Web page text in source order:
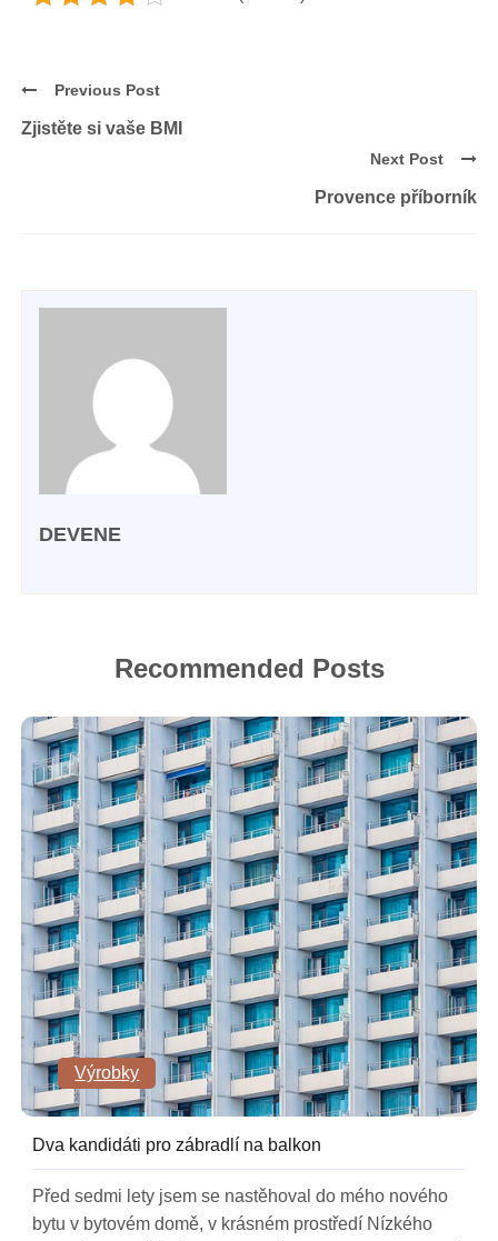
Previous Post
Zjistěte si vaše BMI
Next Post
Provence příborník
DEVENE
Recommended Posts
Výrobky
Dva kandidáti pro zábradlí na balkon
Před sedmi lety jsem se nastěhoval do mého nového
bytu v bytovém domě, v krásném prostředí Nízkého